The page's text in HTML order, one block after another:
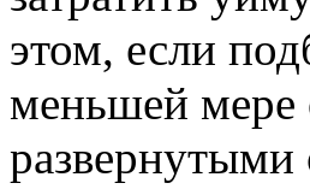
этом, если
меньшей мере
развернутыми